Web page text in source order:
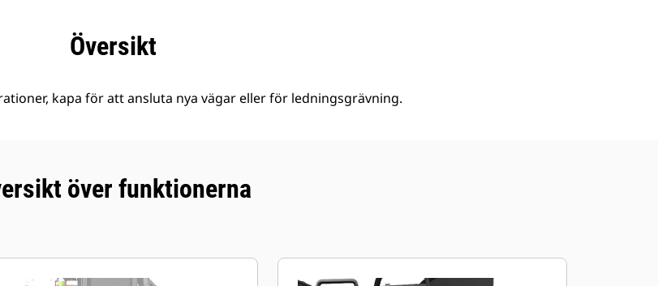
Översikt
kapa för att ansluta nya vägar eller för ledningsgrävning.
över funktionerna